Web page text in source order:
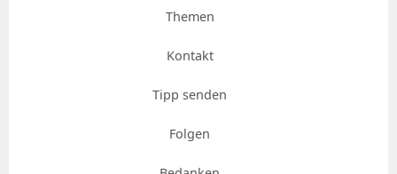
Themen
Kontakt
Tipp senden
Folgen